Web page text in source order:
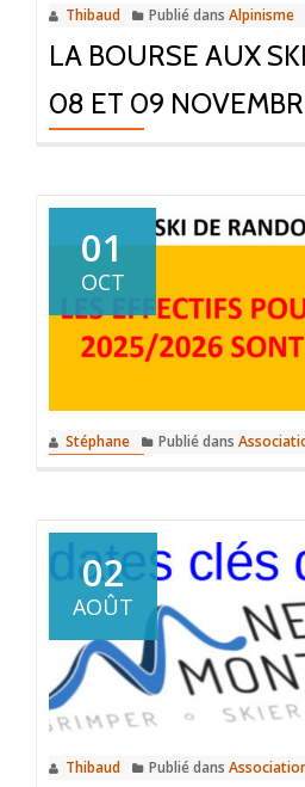
Thibaud Publié dans Alpinisme
LA BOURSE AUX
08 ET 09
01
OCT
Stéphane Publié dans
02
AOÛT
Thibaud Publié dans